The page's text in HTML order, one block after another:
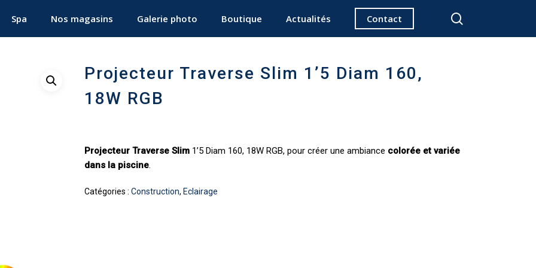
Spa Nos magasins Galerie photo Boutique Actualités Contact
Projecteur Traverse Slim 1’5 Diam 160,
18W RGB
Projecteur Traverse Slim 1’5 Diam 160, 18W RGB, pour créer une ambiance colorée et variée
dans la piscine.
Catégories :Construction,Eclairage